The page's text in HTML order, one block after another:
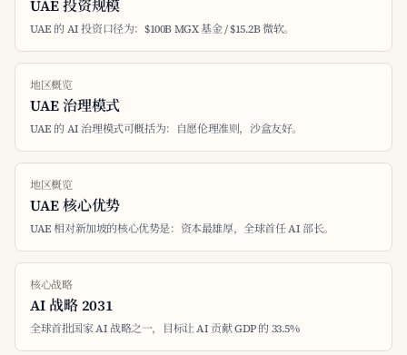
UAE 投资规模
UAE 的 AI 投资口径为：$100B MGX 基金 / $15.2B 微软。
地区概览
UAE 治理模式
UAE 的 AI 治理模式可概括为：自愿伦理准则，沙盒友好。
地区概览
UAE 核心优势
UAE 相对新加坡的核心优势是：资本最雄厚，全球首任 AI 部长。
核心战略
AI 战略 2031
全球首批国家 AI 战略之一，目标让 AI 贡献 GDP 的 33.5%